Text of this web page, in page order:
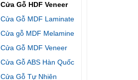
Cửa Gỗ HDF Veneer
Cửa Gỗ MDF Laminate
Cửa gỗ MDF Melamine
Cửa Gỗ MDF Veneer
Cửa Gỗ ABS Hàn Quốc
Cửa Gỗ Tự Nhiên